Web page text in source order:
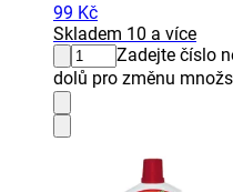
99 Kč
Skladem 10 a více
Zadejte číslo
dolů pro změnu